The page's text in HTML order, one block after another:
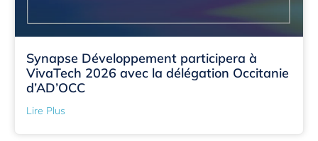
Synapse Développement participera à
VivaTech 2026 avec la délégation Occitanie
d’AD’OCC
Lire Plus